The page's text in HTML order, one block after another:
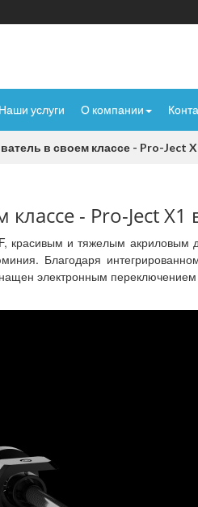
Наши услуги О компании
в своем классе - Pro-Ject
- Pro-Ject X1
красивым и тяжелым
Благодаря
электронным переключением